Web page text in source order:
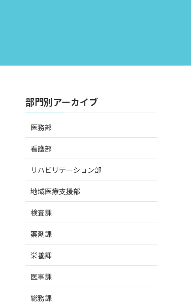
部門別アーカイブ
医務部
看護部
リハビリテーション部
地域医療支援部
検査課
薬剤課
栄養課
医事課
総務課